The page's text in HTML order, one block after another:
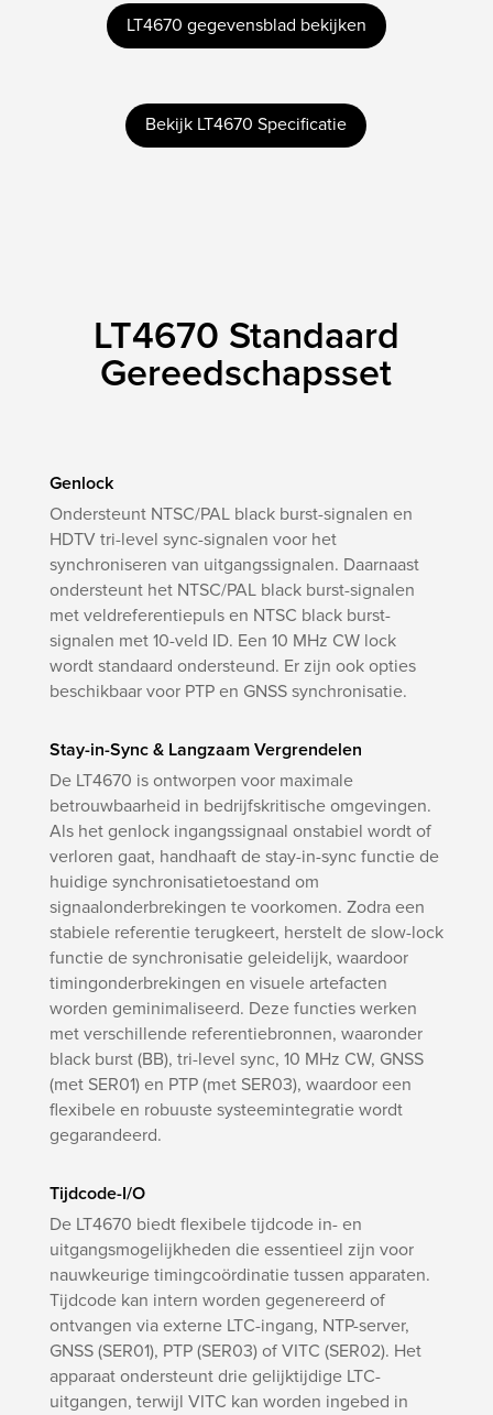
LT4670 gegevensblad bekijken
Bekijk LT4670 Specificatie
LT4670 Standaard
Gereedschapsset
Genlock
Ondersteunt NTSC/PAL black burst-signalen en
HDTV tri-level sync-signalen voor het
synchroniseren van uitgangssignalen. Daarnaast
ondersteunt het NTSC/PAL black burst-signalen
met veldreferentiepuls en NTSC black burst-
signalen met 10-veld ID. Een 10 MHz CW lock
wordt standaard ondersteund. Er zijn ook opties
beschikbaar voor PTP en GNSS synchronisatie.
Stay-in-Sync & Langzaam Vergrendelen
De LT4670 is ontworpen voor maximale
betrouwbaarheid in bedrijfskritische omgevingen.
Als het genlock ingangssignaal onstabiel wordt of
verloren gaat, handhaaft de stay-in-sync functie de
huidige synchronisatietoestand om
signaalonderbrekingen te voorkomen. Zodra een
stabiele referentie terugkeert, herstelt de slow-lock
functie de synchronisatie geleidelijk, waardoor
timingonderbrekingen en visuele artefacten
worden geminimaliseerd. Deze functies werken
met verschillende referentiebronnen, waaronder
black burst (BB), tri-level sync, 10 MHz CW, GNSS
(met SER01) en PTP (met SER03), waardoor een
flexibele en robuuste systeemintegratie wordt
gegarandeerd.
Tijdcode-I/O
De LT4670 biedt flexibele tijdcode in- en
uitgangsmogelijkheden die essentieel zijn voor
nauwkeurige timingcoördinatie tussen apparaten.
Tijdcode kan intern worden gegenereerd of
ontvangen via externe LTC-ingang, NTP-server,
GNSS (SER01), PTP (SER03) of VITC (SER02). Het
apparaat ondersteunt drie gelijktijdige LTC-
uitgangen, terwijl VITC kan worden ingebed in